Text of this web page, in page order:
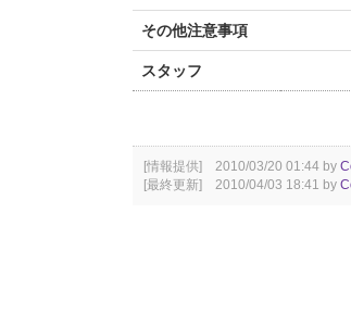
その他注意事項
スタッフ
[情報提供] 2010/03/20 01:44 by
[最終更新] 2010/04/03 18:41 by